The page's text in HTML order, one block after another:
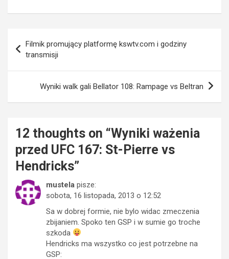
wpisu
Filmik promujący platformę kswtv.com i godziny
transmisji
Wyniki walk gali Bellator 108: Rampage vs Beltran
12 thoughts on “Wyniki ważenia
przed UFC 167: St-Pierre vs
Hendricks”
mustela pisze:
sobota, 16 listopada, 2013 o 12:52
Sa w dobrej formie, nie bylo widac zmeczenia
zbijaniem. Spoko ten GSP i w sumie go troche
szkoda
Hendricks ma wszystko co jest potrzebne na
GSP: